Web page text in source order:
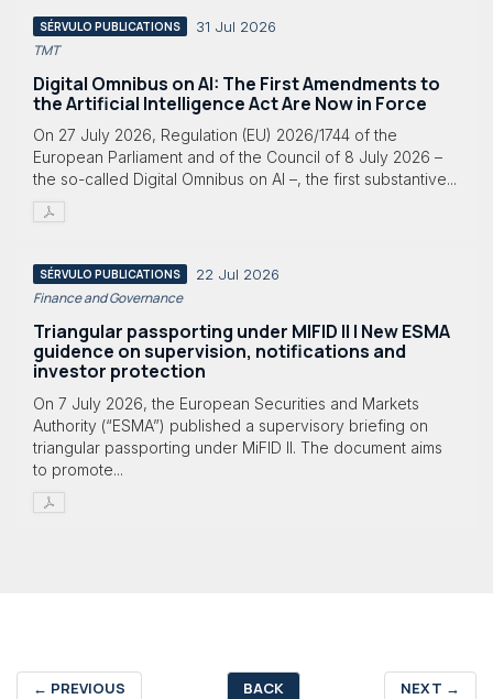
SÉRVULO PUBLICATIONS 31 Jul 2026
TMT
Digital Omnibus on AI: The First Amendments to
the Artificial Intelligence Act Are Now in Force
On 27 July 2026, Regulation (EU) 2026/1744 of the
European Parliament and of the Council of 8 July 2026 –
the so-called Digital Omnibus on AI –, the first substantive...
SÉRVULO PUBLICATIONS 22 Jul 2026
Finance and Governance
Triangular passporting under MIFID II | New ESMA
guidence on supervision, notifications and
investor protection
On 7 July 2026, the European Securities and Markets
Authority (“ESMA”) published a supervisory briefing on
triangular passporting under MiFID II. The document aims
to promote...
← PREVIOUS BACK NEXT →